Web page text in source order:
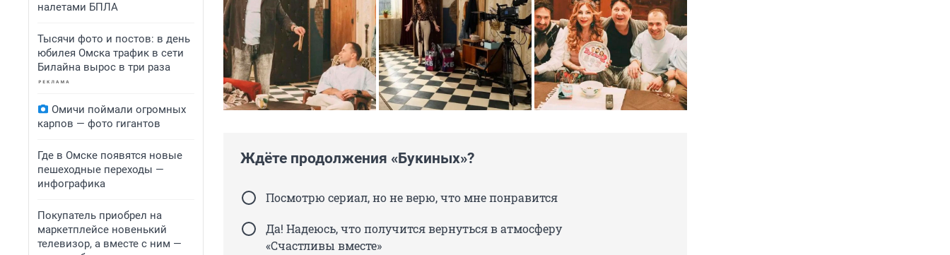
налетами БПЛА
Тысячи фото и постов: в день
юбилея Омска трафик в сети
Билайна вырос в три раза
Омичи поймали огромных
карпов — фото гигантов
Где в Омске появятся новые
пешеходные переходы —
инфографика
Покупатель приобрел на
маркетплейсе новенький
телевизор, а вместе с ним —
Ждёте продолжения «Букиных»?
Посмотрю сериал, но не верю, что мне понравится
Да! Надеюсь, что получится вернуться в атмосферу
«Счастливы вместе»